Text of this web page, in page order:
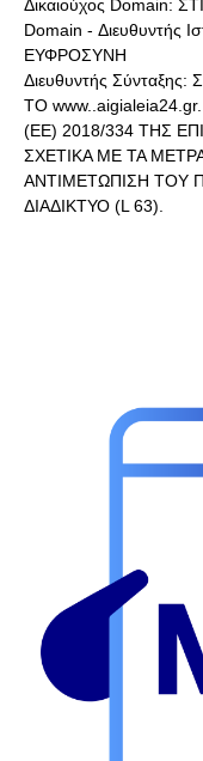
Δικαιούχος Domain:
Domain - Διευθυντής
ΕΥΦΡΟΣΥΝΗ
Διευθυντής
ΤΟ
(ΕΕ) 2018/334 ΤΗΣ
ΣΧΕΤΙΚΑ ΜΕ ΤΑ
ΑΝΤΙΜΕΤΩΠΙΣΗ ΤΟΥ
ΔΙΑΔΙΚΤΥΟ (L 63).